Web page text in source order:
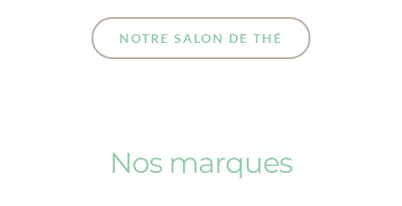
NOTRE SALON DE THÉ
Nos marques